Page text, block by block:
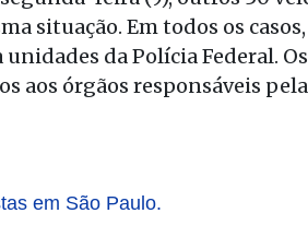
situação. Em todos os casos,
da Polícia Federal.
aos órgãos responsáveis
em São Paulo.